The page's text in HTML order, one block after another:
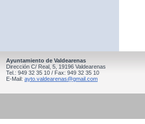
Ayuntamiento de Valdearenas
Dirección C/ Real, 5, 19196 Valdearenas
Tel.: 949 32 35 10 / Fax: 949 32 35 10
E-Mail: ayto.valdearenas@gmail.com